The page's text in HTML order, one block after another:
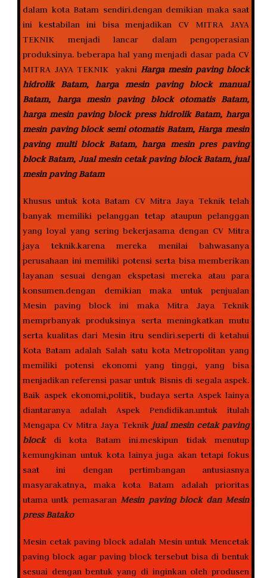
dalam kota Batam sendiri.dengan demikian maka saat
ini kestabilan ini bisa menjadikan CV MITRA JAYA
TEKNIK menjadi lancar dalam pengoperasian
produksinya. beberapa hal yang menjadi dasar pada CV
MITRA JAYA TEKNIK yakni Harga mesin paving block
hidrolik Batam, harga mesin paving block manual
Batam, harga mesin paving block otomatis Batam,
harga mesin paving block press hidrolik Batam, harga
mesin paving block semi otomatis Batam, Harga mesin
paving multi block Batam, harga mesin pres paving
block Batam, Jual mesin cetak paving block Batam, jual
mesin paving Batam
Khusus untuk kota Batam CV Mitra Jaya Teknik telah
banyak memiliki pelanggan tetap ataupun pelanggan
yang loyal yang sering bekerjasama dengan CV Mitra
jaya teknik.karena mereka menilai bahwasanya
perusahaan ini memiliki potensi serta bisa memberikan
layanan sesuai dengan ekspetasi mereka atau para
konsumen.dengan demikian maka untuk penjualan
Mesin paving block ini maka Mitra Jaya Teknik
memprbanyak produksinya serta meningkatkan mutu
serta kualitas dari Mesin itru sendiri.seperti di ketahui
Kota Batam adalah Salah satu kota Metropolitan yang
memiliki potensi ekonomi yang tinggi, yang bisa
menjadikan referensi pasar untuk Bisnis di segala aspek.
Baik aspek ekonomi,politik, budaya serta Aspek lainya
diantaranya adalah Aspek Pendidikan.untuk itulah
Mengapa Cv Mitra Jaya Teknikjual mesin cetak paving
block
di kota Batam ini.meskipun tidak menutup
kemungkinan untuk kota lainya juga akan tetapi fokus
saat ini dengan pertimbangan antusiasnya
masyarakatnya, maka kota Batam adalah prioritas
utama untk pemasaranMesin paving block dan Mesin
press Batako
Mesin cetak paving block adalah Mesin untuk Mencetak
paving block agar paving block tersebut bisa di bentuk
sesuai dengan bentuk yang di inginkan oleh produsen